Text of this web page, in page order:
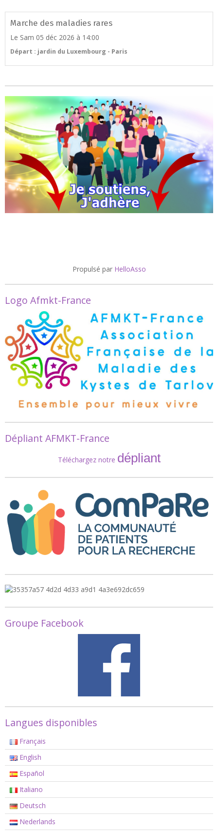
Marche des maladies rares
Le Sam 05 déc 2026 à 14:00
Départ : jardin du Luxembourg - Paris
Propulsé par HelloAsso
Logo Afmkt-France
Dépliant AFMKT-France
Téléchargez notre dépliant
Groupe Facebook
Langues disponibles
Français
English
Español
Italiano
Deutsch
Nederlands